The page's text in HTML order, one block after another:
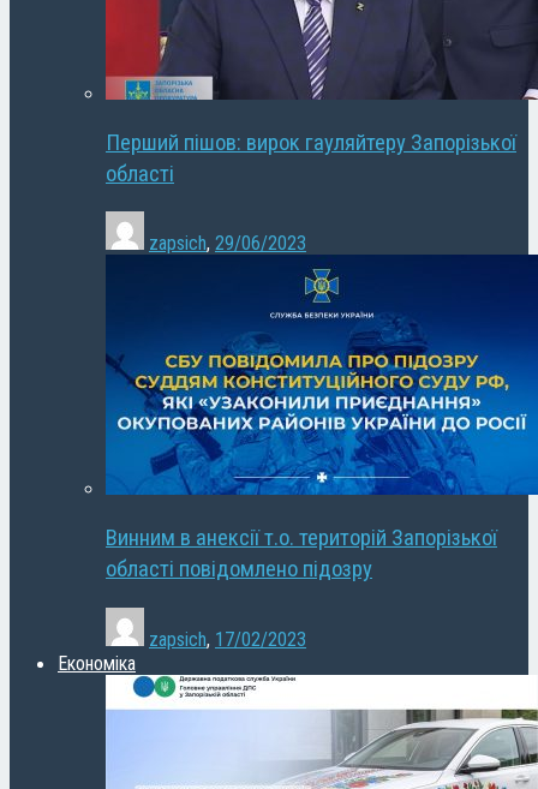
Перший пішов: вирок гауляйтеру Запорізької
області
zapsich, 29/06/2023
Винним в анексії т.о. територій Запорізької
області повідомлено підозру
zapsich, 17/02/2023
Економіка